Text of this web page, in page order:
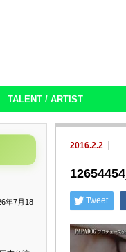
TALENT / ARTIST
2016.2.2
Tweet
年7月18